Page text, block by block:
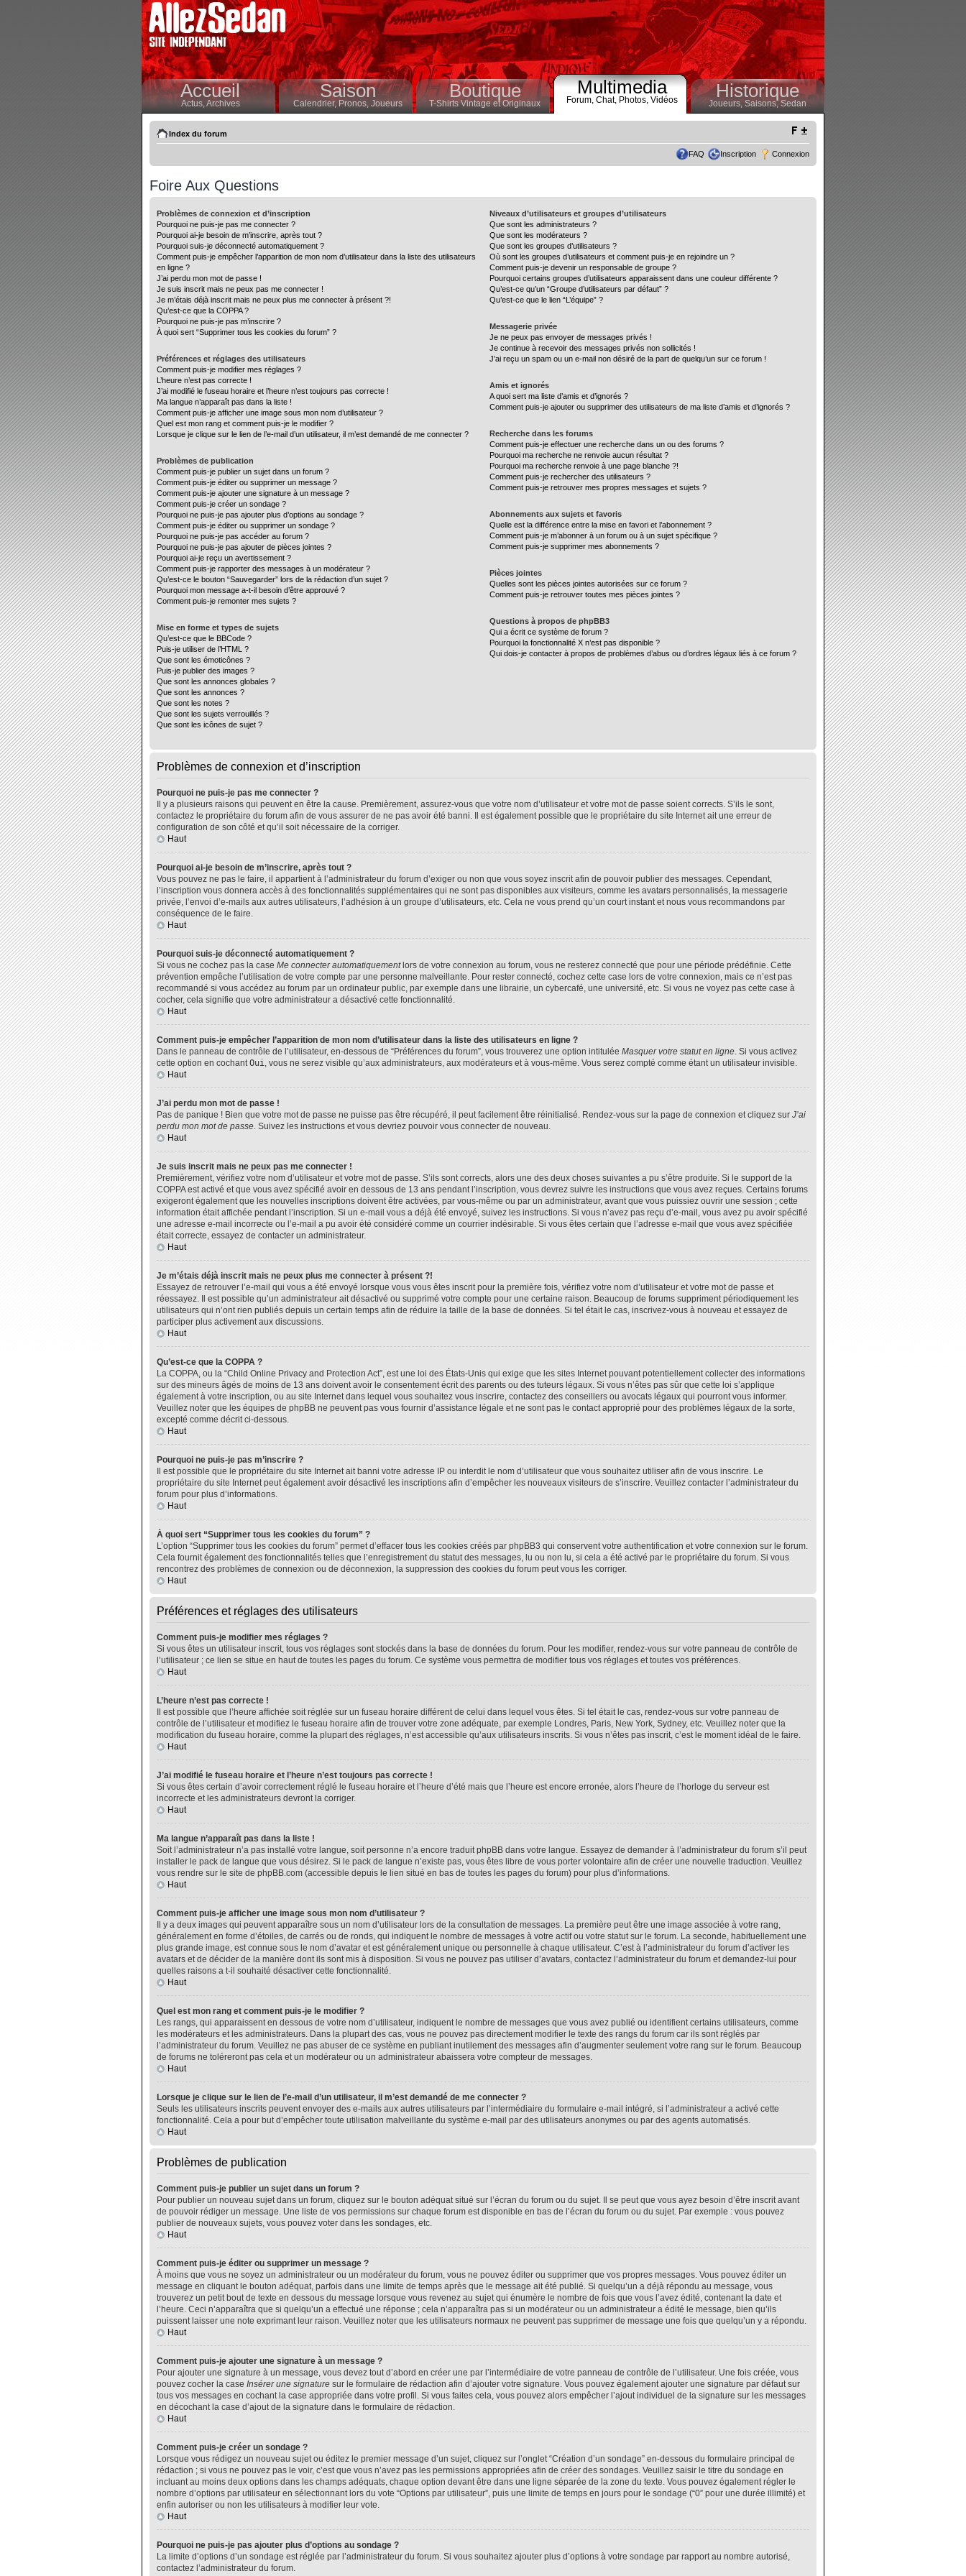
Accueil
Actus,Archives
Saison
Calendrier,Pronos, Joueurs
Boutique
T-Shirts Vintage et Originaux
Multimedia
Forum, Chat, Photos, Vidéos Historique
Joueurs, Saisons,Sedan
Index du forum
FAQ Inscription Connexion
Foire Aux Questions
Problèmes de connexion et d’inscription
Pourquoi ne puis-je pas me connecter ?
Pourquoi ai-je besoin de m’inscrire, après tout ?
Pourquoi suis-je déconnecté automatiquement ?
Comment puis-je empêcher l’apparition de mon nom d’utilisateur dans la liste des utilisateurs
en ligne ?
J’ai perdu mon mot de passe !
Je suis inscrit mais ne peux pas me connecter !
Je m’étais déjà inscrit mais ne peux plus me connecter à présent ?!
Qu’est-ce que la COPPA ?
Pourquoi ne puis-je pas m’inscrire ?
À quoi sert “Supprimer tous les cookies du forum” ?
Préférences et réglages des utilisateurs
Comment puis-je modifier mes réglages ?
L’heure n’est pas correcte !
J’ai modifié le fuseau horaire et l’heure n’est toujours pas correcte !
Ma langue n’apparaît pas dans la liste !
Comment puis-je afficher une image sous mon nom d’utilisateur ?
Quel est mon rang et comment puis-je le modifier ?
Lorsque je clique sur le lien de l’e-mail d’un utilisateur, il m’est demandé de me connecter ?
Problèmes de publication
Comment puis-je publier un sujet dans un forum ?
Comment puis-je éditer ou supprimer un message ?
Comment puis-je ajouter une signature à un message ?
Comment puis-je créer un sondage ?
Pourquoi ne puis-je pas ajouter plus d’options au sondage ?
Comment puis-je éditer ou supprimer un sondage ?
Pourquoi ne puis-je pas accéder au forum ?
Pourquoi ne puis-je pas ajouter de pièces jointes ?
Pourquoi ai-je reçu un avertissement ?
Comment puis-je rapporter des messages à un modérateur ?
Qu’est-ce le bouton “Sauvegarder” lors de la rédaction d’un sujet ?
Pourquoi mon message a-t-il besoin d’être approuvé ?
Comment puis-je remonter mes sujets ?
Mise en forme et types de sujets
Qu’est-ce que le BBCode ?
Puis-je utiliser de l’HTML ?
Que sont les émoticônes ?
Puis-je publier des images ?
Que sont les annonces globales ?
Que sont les annonces ?
Que sont les notes ?
Que sont les sujets verrouillés ?
Que sont les icônes de sujet ?
Niveaux d’utilisateurs et groupes d’utilisateurs
Que sont les administrateurs ?
Que sont les modérateurs ?
Que sont les groupes d’utilisateurs ?
Où sont les groupes d’utilisateurs et comment puis-je en rejoindre un ?
Comment puis-je devenir un responsable de groupe ?
Pourquoi certains groupes d’utilisateurs apparaissent dans une couleur différente ?
Qu’est-ce qu’un “Groupe d’utilisateurs par défaut” ?
Qu’est-ce que le lien “L’équipe” ?
Messagerie privée
Je ne peux pas envoyer de messages privés !
Je continue à recevoir des messages privés non sollicités !
J’ai reçu un spam ou un e-mail non désiré de la part de quelqu’un sur ce forum !
Amis et ignorés
A quoi sert ma liste d’amis et d’ignorés ?
Comment puis-je ajouter ou supprimer des utilisateurs de ma liste d’amis et d’ignorés ?
Recherche dans les forums
Comment puis-je effectuer une recherche dans un ou des forums ?
Pourquoi ma recherche ne renvoie aucun résultat ?
Pourquoi ma recherche renvoie à une page blanche ?!
Comment puis-je rechercher des utilisateurs ?
Comment puis-je retrouver mes propres messages et sujets ?
Abonnements aux sujets et favoris
Quelle est la différence entre la mise en favori et l’abonnement ?
Comment puis-je m’abonner à un forum ou à un sujet spécifique ?
Comment puis-je supprimer mes abonnements ?
Pièces jointes
Quelles sont les pièces jointes autorisées sur ce forum ?
Comment puis-je retrouver toutes mes pièces jointes ?
Questions à propos de phpBB3
Qui a écrit ce système de forum ?
Pourquoi la fonctionnalité X n’est pas disponible ?
Qui dois-je contacter à propos de problèmes d’abus ou d’ordres légaux liés à ce forum ?
Problèmes de connexion et d’inscription
Pourquoi ne puis-je pas me connecter ?
Il y a plusieurs raisons qui peuvent en être la cause. Premièrement, assurez-vous que votre nom d’utilisateur et votre mot de passe soient corrects. S’ils le sont,
contactez le propriétaire du forum afin de vous assurer de ne pas avoir été banni. Il est également possible que le propriétaire du site Internet ait une erreur de
configuration de son côté et qu’il soit nécessaire de la corriger.
Haut
Pourquoi ai-je besoin de m’inscrire, après tout ?
Vous pouvez ne pas le faire, il appartient à l’administrateur du forum d’exiger ou non que vous soyez inscrit afin de pouvoir publier des messages. Cependant,
l’inscription vous donnera accès à des fonctionnalités supplémentaires qui ne sont pas disponibles aux visiteurs, comme les avatars personnalisés, la messagerie
privée, l’envoi d’e-mails aux autres utilisateurs, l’adhésion à un groupe d’utilisateurs, etc. Cela ne vous prend qu’un court instant et nous vous recommandons par
conséquence de le faire.
Haut
Pourquoi suis-je déconnecté automatiquement ?
Si vous ne cochez pas la case Me connecter automatiquementlors de votre connexion au forum, vous ne resterez connecté que pour une période prédéfinie. Cette
prévention empêche l’utilisation de votre compte par une personne malveillante. Pour rester connecté, cochez cette case lors de votre connexion, mais ce n’est pas
recommandé si vous accédez au forum par un ordinateur public, par exemple dans une librairie, un cybercafé, une université, etc. Si vous ne voyez pas cette case à
cocher, cela signifie que votre administrateur a désactivé cette fonctionnalité.
Haut
Comment puis-je empêcher l’apparition de mon nom d’utilisateur dans la liste des utilisateurs en ligne ?
Dans le panneau de contrôle de l’utilisateur, en-dessous de “Préférences du forum”, vous trouverez une option intitulée Masquer votre statut en ligne. Si vous activez
cette option en cochantOui, vous ne serez visible qu’aux administrateurs, aux modérateurs et à vous-même. Vous serez compté comme étant un utilisateur invisible.
Haut
J’ai perdu mon mot de passe !
Pas de panique ! Bien que votre mot de passe ne puisse pas être récupéré, il peut facilement être réinitialisé. Rendez-vous sur la page de connexion et cliquez sur J’ai
perdu mon mot de passe. Suivez les instructions et vous devriez pouvoir vous connecter de nouveau.
Haut
Je suis inscrit mais ne peux pas me connecter !
Premièrement, vérifiez votre nom d’utilisateur et votre mot de passe. S’ils sont corrects, alors une des deux choses suivantes a pu s’être produite. Si le support de la
COPPA est activé et que vous avez spécifié avoir en dessous de 13 ans pendant l’inscription, vous devrez suivre les instructions que vous avez reçues. Certains forums
exigeront également que les nouvelles inscriptions doivent être activées, par vous-même ou par un administrateur, avant que vous puissiez ouvrir une session ; cette
information était affichée pendant l’inscription. Si un e-mail vous a déjà été envoyé, suivez les instructions. Si vous n’avez pas reçu d’e-mail, vous avez pu avoir spécifié
une adresse e-mail incorrecte ou l’e-mail a pu avoir été considéré comme un courrier indésirable. Si vous êtes certain que l’adresse e-mail que vous avez spécifiée
était correcte, essayez de contacter un administrateur.
Haut
Je m’étais déjà inscrit mais ne peux plus me connecter à présent ?!
Essayez de retrouver l’e-mail qui vous a été envoyé lorsque vous vous êtes inscrit pour la première fois, vérifiez votre nom d’utilisateur et votre mot de passe et
réessayez. Il est possible qu’un administrateur ait désactivé ou supprimé votre compte pour une certaine raison. Beaucoup de forums suppriment périodiquement les
utilisateurs qui n’ont rien publiés depuis un certain temps afin de réduire la taille de la base de données. Si tel était le cas, inscrivez-vous à nouveau et essayez de
participer plus activement aux discussions.
Haut
Qu’est-ce que la COPPA ?
La COPPA, ou la “Child Online Privacy and Protection Act”, est une loi des États-Unis qui exige que les sites Internet pouvant potentiellement collecter des informations
sur des mineurs âgés de moins de 13 ans doivent avoir le consentement écrit des parents ou des tuteurs légaux. Si vous n’êtes pas sûr que cette loi s’applique
également à votre inscription, ou au site Internet dans lequel vous souhaitez vous inscrire, contactez des conseillers ou avocats légaux qui pourront vous informer.
Veuillez noter que les équipes de phpBB ne peuvent pas vous fournir d’assistance légale et ne sont pas le contact approprié pour des problèmes légaux de la sorte,
excepté comme décrit ci-dessous.
Haut
Pourquoi ne puis-je pas m’inscrire ?
Il est possible que le propriétaire du site Internet ait banni votre adresse IP ou interdit le nom d’utilisateur que vous souhaitez utiliser afin de vous inscrire. Le
propriétaire du site Internet peut également avoir désactivé les inscriptions afin d’empêcher les nouveaux visiteurs de s’inscrire. Veuillez contacter l’administrateur du
forum pour plus d’informations.
Haut
À quoi sert “Supprimer tous les cookies du forum” ?
L’option “Supprimer tous les cookies du forum” permet d’effacer tous les cookies créés par phpBB3 qui conservent votre authentification et votre connexion sur le forum.
Cela fournit également des fonctionnalités telles que l’enregistrement du statut des messages, lu ou non lu, si cela a été activé par le propriétaire du forum. Si vous
rencontrez des problèmes de connexion ou de déconnexion, la suppression des cookies du forum peut vous les corriger.
Haut
Préférences et réglages des utilisateurs
Comment puis-je modifier mes réglages ?
Si vous êtes un utilisateur inscrit, tous vos réglages sont stockés dans la base de données du forum. Pour les modifier, rendez-vous sur votre panneau de contrôle de
l’utilisateur ; ce lien se situe en haut de toutes les pages du forum. Ce système vous permettra de modifier tous vos réglages et toutes vos préférences.
Haut
L’heure n’est pas correcte !
Il est possible que l’heure affichée soit réglée sur un fuseau horaire différent de celui dans lequel vous êtes. Si tel était le cas, rendez-vous sur votre panneau de
contrôle de l’utilisateur et modifiez le fuseau horaire afin de trouver votre zone adéquate, par exemple Londres, Paris, New York, Sydney, etc. Veuillez noter que la
modification du fuseau horaire, comme la plupart des réglages, n’est accessible qu’aux utilisateurs inscrits. Si vous n’êtes pas inscrit, c’est le moment idéal de le faire.
Haut
J’ai modifié le fuseau horaire et l’heure n’est toujours pas correcte !
Si vous êtes certain d’avoir correctement réglé le fuseau horaire et l’heure d’été mais que l’heure est encore erronée, alors l’heure de l’horloge du serveur est
incorrecte et les administrateurs devront la corriger.
Haut
Ma langue n’apparaît pas dans la liste !
Soit l’administrateur n’a pas installé votre langue, soit personne n’a encore traduit phpBB dans votre langue. Essayez de demander à l’administrateur du forum s’il peut
installer le pack de langue que vous désirez. Si le pack de langue n’existe pas, vous êtes libre de vous porter volontaire afin de créer une nouvelle traduction. Veuillez
vous rendre sur le site de phpBB.com (accessible depuis le lien situé en bas de toutes les pages du forum) pour plus d’informations.
Haut
Comment puis-je afficher une image sous mon nom d’utilisateur ?
Il y a deux images qui peuvent apparaître sous un nom d’utilisateur lors de la consultation de messages. La première peut être une image associée à votre rang,
généralement en forme d’étoiles, de carrés ou de ronds, qui indiquent le nombre de messages à votre actif ou votre statut sur le forum. La seconde, habituellement une
plus grande image, est connue sous le nom d’avatar et est généralement unique ou personnelle à chaque utilisateur. C’est à l’administrateur du forum d’activer les
avatars et de décider de la manière dont ils sont mis à disposition. Si vous ne pouvez pas utiliser d’avatars, contactez l’administrateur du forum et demandez-lui pour
quelles raisons a t-il souhaité désactiver cette fonctionnalité.
Haut
Quel est mon rang et comment puis-je le modifier ?
Les rangs, qui apparaissent en dessous de votre nom d’utilisateur, indiquent le nombre de messages que vous avez publié ou identifient certains utilisateurs, comme
les modérateurs et les administrateurs. Dans la plupart des cas, vous ne pouvez pas directement modifier le texte des rangs du forum car ils sont réglés par
l’administrateur du forum. Veuillez ne pas abuser de ce système en publiant inutilement des messages afin d’augmenter seulement votre rang sur le forum. Beaucoup
de forums ne toléreront pas cela et un modérateur ou un administrateur abaissera votre compteur de messages.
Haut
Lorsque je clique sur le lien de l’e-mail d’un utilisateur, il m’est demandé de me connecter ?
Seuls les utilisateurs inscrits peuvent envoyer des e-mails aux autres utilisateurs par l’intermédiaire du formulaire e-mail intégré, si l’administrateur a activé cette
fonctionnalité. Cela a pour but d’empêcher toute utilisation malveillante du système e-mail par des utilisateurs anonymes ou par des agents automatisés.
Haut
Problèmes de publication
Comment puis-je publier un sujet dans un forum ?
Pour publier un nouveau sujet dans un forum, cliquez sur le bouton adéquat situé sur l’écran du forum ou du sujet. Il se peut que vous ayez besoin d’être inscrit avant
de pouvoir rédiger un message. Une liste de vos permissions sur chaque forum est disponible en bas de l’écran du forum ou du sujet. Par exemple : vous pouvez
publier de nouveaux sujets, vous pouvez voter dans les sondages, etc.
Haut
Comment puis-je éditer ou supprimer un message ?
À moins que vous ne soyez un administrateur ou un modérateur du forum, vous ne pouvez éditer ou supprimer que vos propres messages. Vous pouvez éditer un
message en cliquant le bouton adéquat, parfois dans une limite de temps après que le message ait été publié. Si quelqu’un a déjà répondu au message, vous
trouverez un petit bout de texte en dessous du message lorsque vous revenez au sujet qui énumère le nombre de fois que vous l’avez édité, contenant la date et
l’heure. Ceci n’apparaîtra que si quelqu’un a effectué une réponse ; cela n’apparaîtra pas si un modérateur ou un administrateur a édité le message, bien qu’ils
puissent laisser une note exprimant leur raison. Veuillez noter que les utilisateurs normaux ne peuvent pas supprimer de message une fois que quelqu’un y a répondu.
Haut
Comment puis-je ajouter une signature à un message ?
Pour ajouter une signature à un message, vous devez tout d’abord en créer une par l’intermédiaire de votre panneau de contrôle de l’utilisateur. Une fois créée, vous
pouvez cocher la case Insérer une signature sur le formulaire de rédaction afin d’ajouter votre signature. Vous pouvez également ajouter une signature par défaut sur
tous vos messages en cochant la case appropriée dans votre profil. Si vous faites cela, vous pouvez alors empêcher l’ajout individuel de la signature sur les messages
en décochant la case d’ajout de la signature dans le formulaire de rédaction.
Haut
Comment puis-je créer un sondage ?
Lorsque vous rédigez un nouveau sujet ou éditez le premier message d’un sujet, cliquez sur l’onglet “Création d’un sondage” en-dessous du formulaire principal de
rédaction ; si vous ne pouvez pas le voir, c’est que vous n’avez pas les permissions appropriées afin de créer des sondages. Veuillez saisir le titre du sondage en
incluant au moins deux options dans les champs adéquats, chaque option devant être dans une ligne séparée de la zone du texte. Vous pouvez également régler le
nombre d’options par utilisateur en sélectionnant lors du vote “Options par utilisateur”, puis une limite de temps en jours pour le sondage (“0” pour une durée illimité) et
enfin autoriser ou non les utilisateurs à modifier leur vote.
Haut
Pourquoi ne puis-je pas ajouter plus d’options au sondage ?
La limite d’options d’un sondage est réglée par l’administrateur du forum. Si vous souhaitez ajouter plus d’options à votre sondage par rapport au nombre autorisé,
contactez l’administrateur du forum.